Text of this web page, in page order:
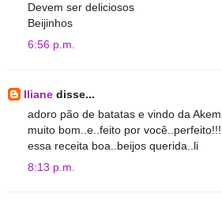
Devem ser deliciosos
Beijinhos
6:56 p.m.
Iliane disse...
adoro pão de batatas e vindo da
muito bom..e..feito por
essa receita boa..beijos querida..li
8:13 p.m.